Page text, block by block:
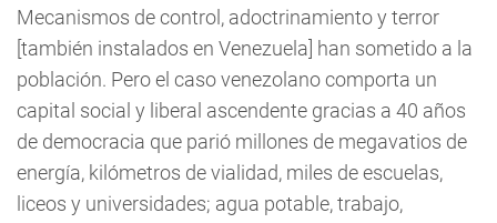
Mecanismos de control, adoctrinamiento y terror
[también instalados en Venezuela] han sometido a la
población. Pero el caso venezolano comporta un
capital social y liberal ascendente gracias a 40 años
de democracia que parió millones de megavatios de
energía, kilómetros de vialidad, miles de escuelas,
liceos y universidades; agua potable, trabajo,